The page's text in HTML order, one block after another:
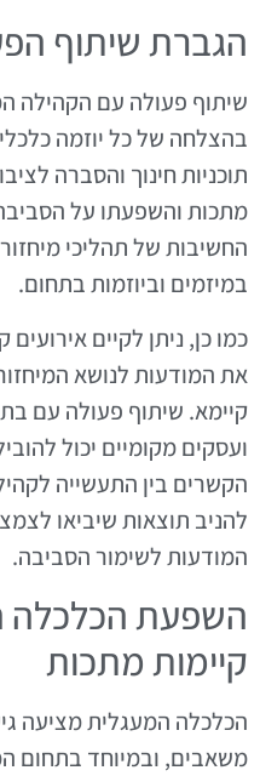
הגברת שיתוף
שיתוף פעולה עם הקהילה
בהצלחה של כל יוזמה
תוכניות חינוך והסברה
מתכות והשפעתו על
החשיבות של תהליכי
במיזמים וביוזמות בתחום.
כמו כן, ניתן לקיים
את המודעות לנושא
קיימא. שיתוף פעולה עם
ועסקים מקומיים יכול
הקשרים בין התעשייה
להניב תוצאות שיביאו
המודעות לשימור הסביבה.
השפעת הכלכלה
קיימות מתכות
הכלכלה המעגלית מציעה
משאבים, ובמיוחד בתחום